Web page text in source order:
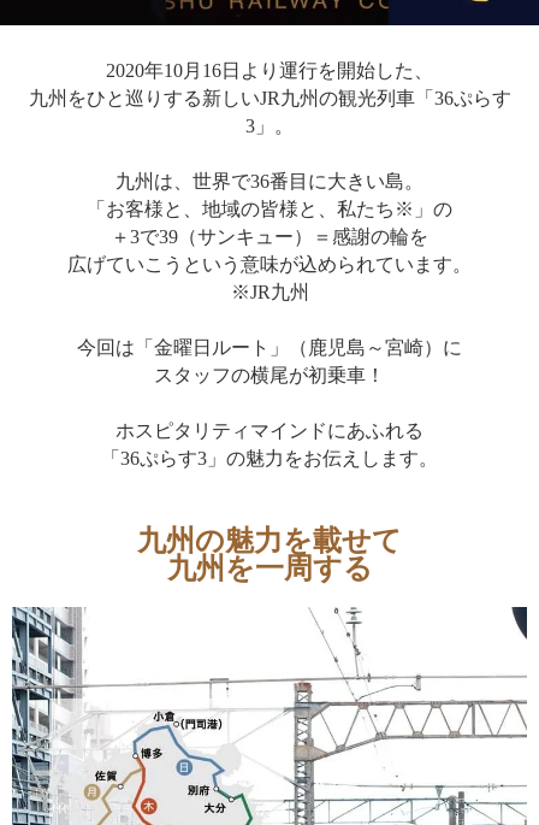
2020年10月16日より運行を開始した、
九州をひと巡りする新しいJR九州の観光列車「36ぷらす
3」。
九州は、世界で36番目に大きい島。
「お客様と、地域の皆様と、私たち※」の
＋3で39（サンキュー）＝感謝の輪を
広げていこうという意味が込められています。
※JR九州
今回は「金曜日ルート」（鹿児島～宮崎）に
スタッフの横尾が初乗車！
ホスピタリティマインドにあふれる
「36ぷらす3」の魅力をお伝えします。
九州の魅力を載せて
九州を一周する